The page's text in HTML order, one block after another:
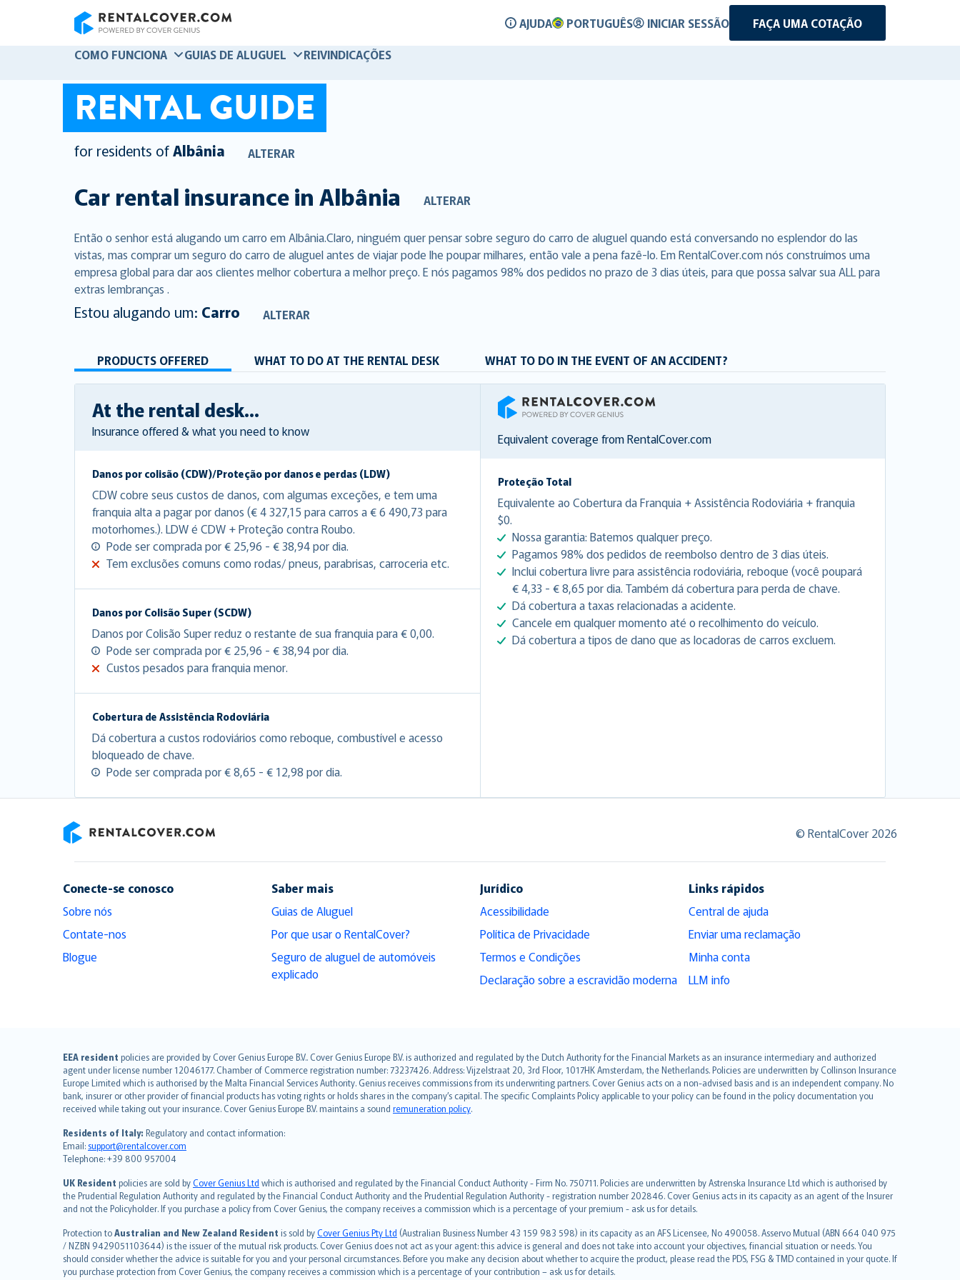
AJUDA PORTUGUÊS INICIAR SESSÃO
FAÇA UMA COTAÇÃO
COMO FUNCIONA
GUIAS DE ALUGUEL REIVINDICAÇÕES
RENTAL GUIDE
for residents ofAlbânia ALTERAR
Car rental insurance inAlbânia ALTERAR
Então o senhor está alugando um carro em Albânia.Claro, ninguém quer pensar sobre seguro do carro de aluguel quando está conversando no esplendor do las
vistas, mas comprar um seguro do carro de aluguel antes de viajar pode lhe poupar milhares, então vale a pena fazê-lo. Em RentalCover.com nós construímos uma
empresa global para dar aos clientes melhor cobertura a melhor preço. E nós pagamos 98% dos pedidos no prazo de 3 dias úteis, para que possa salvar sua ALL para
extras lembranças .
Estou alugando um: Carro ALTERAR
PRODUCTS OFFERED WHAT TO DO AT THE RENTAL DESK WHAT TO DO IN THE EVENT OF AN ACCIDENT?
At the rental desk...
Insurance offered & what you need to know
Danos por colisão (CDW)/Proteção por danos e perdas (LDW)
CDW cobre seus custos de danos, com algumas exceções, e tem uma
franquia alta a pagar por danos (€ 4 327,15 para carros a € 6 490,73 para
motorhomes.). LDW é CDW + Proteção contra Roubo.
Pode ser comprada por € 25,96 - € 38,94 por dia.
Tem exclusões comuns como rodas/ pneus, parabrisas, carroceria etc.
Danos por Colisão Super (SCDW)
Danos por Colisão Super reduz o restante de sua franquia para € 0,00.
Pode ser comprada por € 25,96 - € 38,94 por dia.
Custos pesados para franquia menor.
Cobertura de Assistência Rodoviária
Dá cobertura a custos rodoviários como reboque, combustível e acesso
bloqueado de chave.
Pode ser comprada por € 8,65 - € 12,98 por dia.
RentalCover
Equivalent coverage from RentalCover.com
Proteção Total
Equivalente ao Cobertura da Franquia + Assistência Rodoviária + franquia
$0.
Nossa garantia: Batemos qualquer preço.
Pagamos 98% dos pedidos de reembolso dentro de 3 dias úteis.
Inclui cobertura livre para assistência rodoviária, reboque (você poupará
€ 4,33 - € 8,65 por dia. Também dá cobertura para perda de chave.
Dá cobertura a taxas relacionadas a acidente.
Cancele em qualquer momento até o recolhimento do veículo.
Dá cobertura a tipos de dano que as locadoras de carros excluem.
© RentalCover 2026
Conecte-se conosco
Sobre nós
Contate-nos
Blogue
Saber mais
Guias de Aluguel
Por que usar o RentalCover?
Seguro de aluguel de automóveis
explicado
Jurídico
Acessibilidade
Política de Privacidade
Termos e Condições
Declaração sobre a escravidão moderna
Links rápidos
Central de ajuda
Enviar uma reclamação
Minha conta
LLM info
EEA resident policies are provided by Cover Genius Europe B.V.. Cover Genius Europe B.V. is authorized and regulated by the Dutch Authority for the Financial Markets as an insurance intermediary and authorized
agent under license number 12046177. Chamber of Commerce registration number: 73237426. Address: Vijzelstraat 20, 3rd Floor, 1017HK Amsterdam, the Netherlands. Policies are underwritten by Collinson Insurance
Europe Limited which is authorised by the Malta Financial Services Authority. Genius receives commissions from its underwriting partners. Cover Genius acts on a non-advised basis and is an independent company. No
bank, insurer or other provider of financial products has voting rights or holds shares in the company’s capital. The specific Complaints Policy applicable to your policy can be found in the policy documentation you
received while taking out your insurance. Cover Genius Europe B.V. maintains a sound remuneration policy.
Residents of Italy: Regulatory and contact information:
Email: support@rentalcover.com
Telephone: +39 800 957004
UK Resident policies are sold byCover Genius Ltd which is authorised and regulated by the Financial Conduct Authority - Firm No. 750711. Policies are underwritten by Astrenska Insurance Ltd which is authorised by
the Prudential Regulation Authority and regulated by the Financial Conduct Authority and the Prudential Regulation Authority - registration number 202846. Cover Genius acts in its capacity as an agent of the Insurer
and not the Policyholder. If you purchase a policy from Cover Genius, the company receives a commission which is a percentage of your premium - ask us for details.
Protection toAustralian and New Zealand Resident is sold byCover Genius Pty Ltd (Australian Business Number 43 159 983 598) in its capacity as an AFS Licensee, No 490058. Asservo Mutual (ABN 664 040 975
/ NZBN 9429051103644) is the issuer of the mutual risk products. Cover Genius does not act as your agent: this advice is general and does not take into account your objectives, financial situation or needs. You
should consider whether the advice is suitable for you and your personal circumstances. Before you make any decision about whether to acquire the product, please read the PDS, FSG & TMD contained in your quote. If
you purchase protection from Cover Genius, the company receives a commission which is a percentage of your contribution – ask us for details.
English (UK)
English (US)
Deutsch
français
Nederlands
español
italiano
简体中文
繁體中文
Português
polski
עברית
Português